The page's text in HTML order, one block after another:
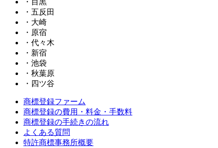
・目黒
・五反田
・大崎
・原宿
・代々木
・新宿
・池袋
・秋葉原
・四ツ谷
商標登録ファーム
商標登録の費用・料金・手数料
商標登録の手続きの流れ
よくある質問
特許商標事務所概要